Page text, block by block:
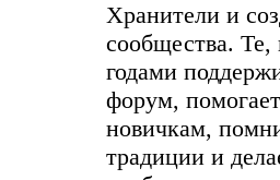
Хранители и
сообщества. Те,
годами
форум, помогает
новичкам,
традиции и